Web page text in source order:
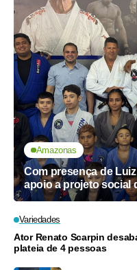
Amazonas
Com presença de
apoio a projeto social
Variedades
Ator Renato Scarpin
plateia de 4 pessoas